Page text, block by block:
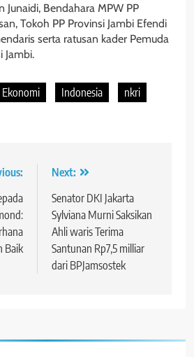
Junaidi, Bendahara MPW PP
Tokoh PP Provinsi Jambi Efendi
serta ratusan kader Pemuda
Jambi.
Ekonomi Indonesia
nkri
Baik
Next:
Senator DKI Jakarta
Sylviana Murni Saksikan
Ahli waris Terima
Santunan Rp7,5 milliar
dari BPJamsostek